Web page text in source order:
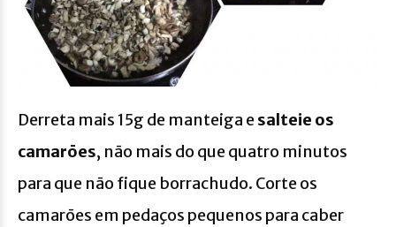
Derreta mais 15g de manteiga esalteie os
camarōes, nāo mais do que quatro minutos
para que nāo fique borrachudo. Corte os
camarōes em pedaços pequenos para caber